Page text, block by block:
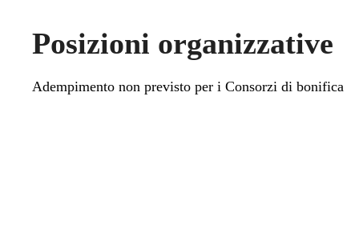
Posizioni organizzative
Adempimento non previsto per i Consorzi di bonifica